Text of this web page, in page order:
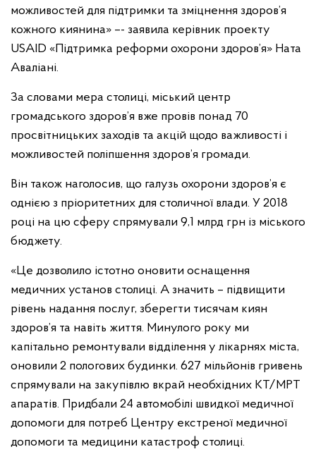
можливостей для підтримки та зміцнення здоров’я
кожного киянина» –- заявила керівник проекту
USAID «Підтримка реформи охорони здоров’я» Ната
Аваліані.
За словами мера столиці, міський центр
громадського здоров’я вже провів понад 70
просвітницьких заходів та акцій щодо важливості і
можливостей поліпшення здоров’я громади.
Він також наголосив, що галузь охорони здоров’я є
однією з пріоритетних для столичної влади. У 2018
році на цю сферу спрямували 9,1 млрд грн із міського
бюджету.
«Це дозволило істотно оновити оснащення
медичних установ столиці. А значить – підвищити
рівень надання послуг, зберегти тисячам киян
здоров’я та навіть життя. Минулого року ми
капітально ремонтували відділення у лікарнях міста,
оновили 2 пологових будинки. 627 мільйонів гривень
спрямували на закупівлю вкрай необхідних КТ/МРТ
апаратів. Придбали 24 автомобілі швидкої медичної
допомоги для потреб Центру екстреної медичної
допомоги та медицини катастроф столиці.